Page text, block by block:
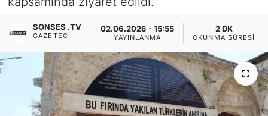
SONSES .TV
GAZETECI
02.06.2026 - 15:55
YAYINLANMA
2 DK
OKUNMA SÜRESI
SAĞLIK
Siyaset
YEREL HABER
Haberde insan
Haber Arşivi